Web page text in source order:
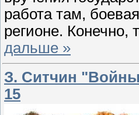
работа там,
регионе.
дальше »
З. Ситчин
15